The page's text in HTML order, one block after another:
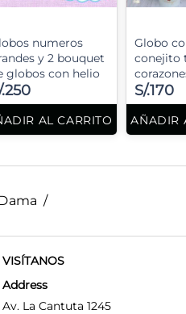
numeros
y 2 bouquet
globos con helio
.250
AL CARRITO
Globo
conejito
S/.170
AÑADIR
/
VISÍTANOS
Address
Av. La Cantuta 1245